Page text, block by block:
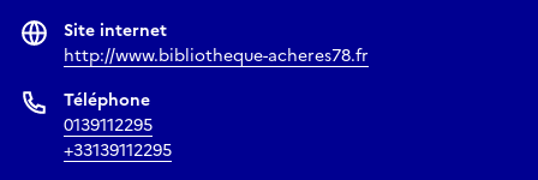
Site internet
http://www.bibliotheque-acheres78.fr
Téléphone
0139112295
+33139112295